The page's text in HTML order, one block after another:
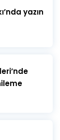
yazın